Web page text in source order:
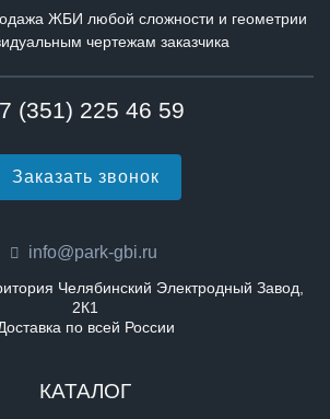
ЖБИ любой сложности и геометрии
чертежам заказчика
(351) 225 46 59
Заказать звонок
info@park-gbi.ru
Челябинский Электродный Завод,
2К1
по всей России
КАТАЛОГ